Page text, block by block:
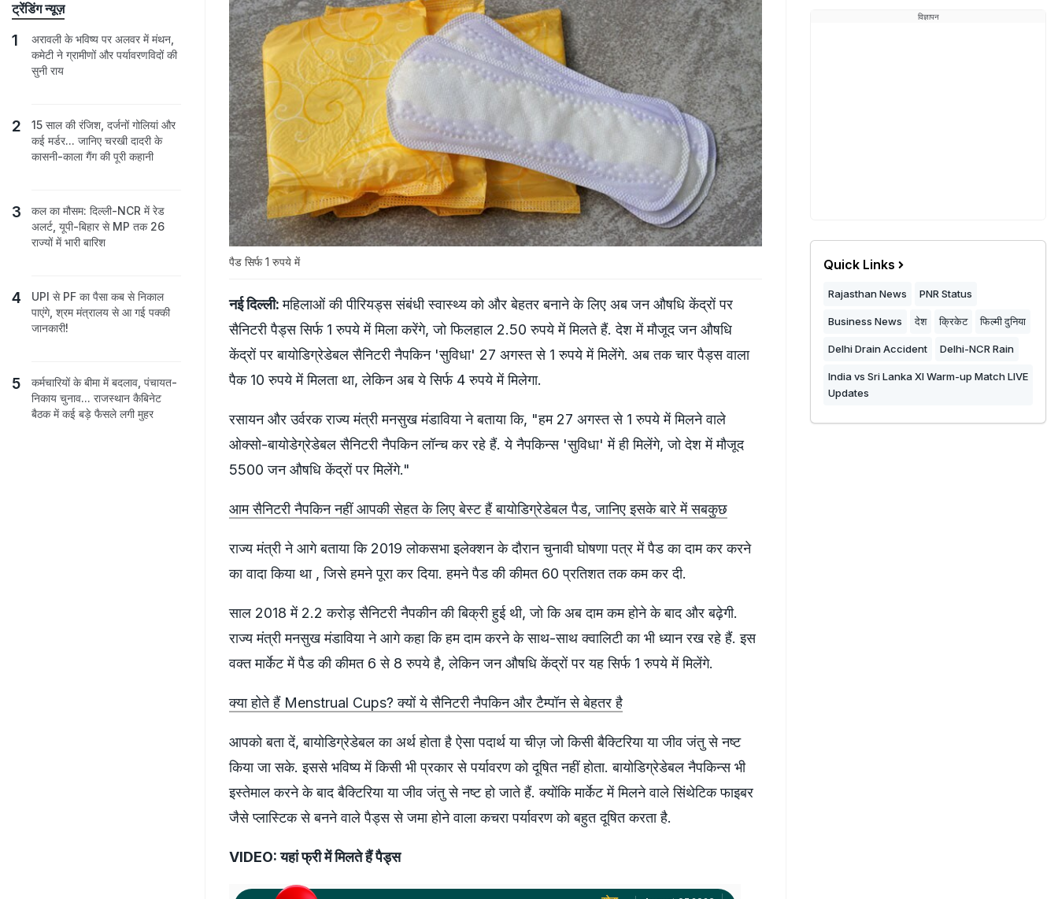
पैड सिर्फ 1 रुपये में
नई दिल्ली: महिलाओं की पीरियड्स संबंधी स्वास्थ्य को और बेहतर बनाने के लिए अब जन औषधि केंद्रों पर
सैनिटरी पैड्स सिर्फ 1 रुपये में मिला करेंगे, जो फिलहाल 2.50 रुपये में मिलते हैं. देश में मौजूद जन औषधि
केंद्रों पर बायोडिग्रेडेबल सैनिटरी नैपकिन 'सुविधा' 27 अगस्त से 1 रुपये में मिलेंगे. अब तक चार पैड्स वाला
पैक 10 रुपये में मिलता था, लेकिन अब ये सिर्फ 4 रुपये में मिलेगा.
रसायन और उर्वरक राज्य मंत्री मनसुख मंडाविया ने बताया कि, "हम 27 अगस्त से 1 रुपये में मिलने वाले
ओक्सो-बायोडेग्रेडेबल सैनिटरी नैपकिन लॉन्च कर रहे हैं. ये नैपकिन्स 'सुविधा' में ही मिलेंगे, जो देश में मौजूद
5500 जन औषधि केंद्रों पर मिलेंगे."
आम सैनिटरी नैपकिन नहीं आपकी सेहत के लिए बेस्‍ट हैं बायोडिग्रेडेबल पैड, जानिए इसके बारे में सबकुछ
राज्य मंत्री ने आगे बताया कि 2019 लोकसभा इलेक्शन के दौरान चुनावी घोषणा पत्र में पैड का दाम कर करने
का वादा किया था , जिसे हमने पूरा कर दिया. हमने पैड की कीमत 60 प्रतिशत तक कम कर दी.
साल 2018 में 2.2 करोड़ सैनिटरी नैपकीन की बिक्री हुई थी, जो कि अब दाम कम होने के बाद और बढ़ेगी.
राज्य मंत्री मनसुख मंडाविया ने आगे कहा कि हम दाम करने के साथ-साथ क्वालिटी का भी ध्यान रख रहे हैं. इस
वक्त मार्केट में पैड की कीमत 6 से 8 रुपये है, लेकिन जन औषधि केंद्रों पर यह सिर्फ 1 रुपये में मिलेंगे.
क्या होते हैं Menstrual Cups? क्यों ये सैनिटरी नैपकिन और टैम्पॉन से बेहतर है
आपको बता दें, बायोडिग्रेडेबल का अर्थ होता है ऐसा पदार्थ या चीज़ जो किसी बैक्टिरिया या जीव जंतु से नष्ट
किया जा सके. इससे भविष्य में किसी भी प्रकार से पर्यावरण को दूषित नहीं होता. बायोडिग्रेडेबल नैपकिन्स भी
इस्तेमाल करने के बाद बैक्टिरिया या जीव जंतु से नष्ट हो जाते हैं. क्योंकि मार्केट में मिलने वाले सिंथेटिक फाइबर
जैसे प्लास्टिक से बनने वाले पैड्स से जमा होने वाला कचरा पर्यावरण को बहुत दूषित करता है.
VIDEO: यहां फ्री में मिलते हैं पैड्स
ट्रेंडिंग न्यूज़
अरावली के भविष्य पर अलवर में मंथन,
कमेटी ने ग्रामीणों और पर्यावरणविदों की
सुनी राय
15 साल की रंजिश, दर्जनों गोलियां और
कई मर्डर... जानिए चरखी दादरी के
कासनी-काला गैंग की पूरी कहानी
कल का मौसम: दिल्ली-NCR में रेड
अलर्ट, यूपी-बिहार से MP तक 26
राज्यों में भारी बारिश
UPI से PF का पैसा कब से निकाल
पाएंगे, श्रम मंत्रालय से आ गई पक्‍की
जानकारी!
कर्मचारियों के बीमा में बदलाव, पंचायत-
निकाय चुनाव... राजस्थान कैबिनेट
बैठक में कई बड़े फैसले लगी मुहर
विज्ञापन
Quick Links
Rajasthan News PNR Status
Business News देश क्रिकेट फिल्मी दुनिया
Delhi Drain Accident Delhi-NCR Rain
India vs Sri Lanka XI Warm-up Match LIVE
Updates